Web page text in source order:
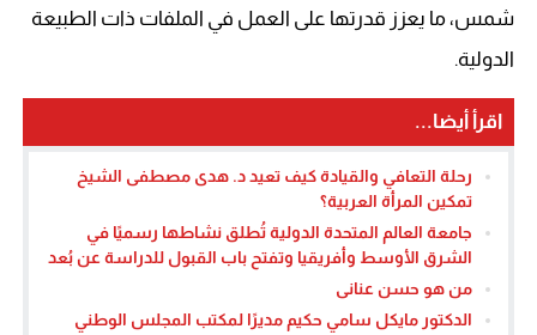
شمس، ما يعزز قدرتها على العمل في الملفات ذات الطبيعة
الدولية.
اقرأ أيضا...
رحلة التعافي والقيادة كيف تعيد د. هدى مصطفى الشيخ
تمكين المرأة العربية؟
جامعة العالم المتحدة الدولية تُطلق نشاطها رسميًا في
الشرق الأوسط وأفريقيا وتفتح باب القبول للدراسة عن بُعد
من هو حسن عنانى
الدكتور مايكل سامي حكيم مديرًا لمكتب المجلس الوطني